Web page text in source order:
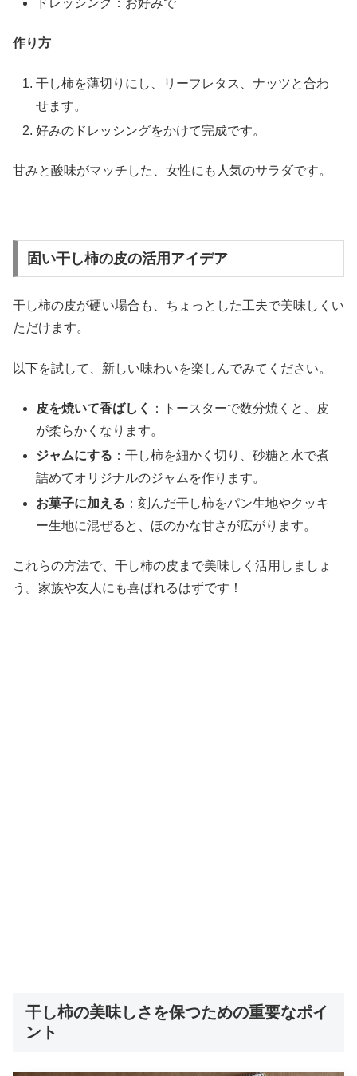
ドレッシング：お好みで
作り方
干し柿を薄切りにし、リーフレタス、ナッツと合わ
せます。
好みのドレッシングをかけて完成です。
甘みと酸味がマッチした、女性にも人気のサラダです。
固い干し柿の皮の活用アイデア
干し柿の皮が硬い場合も、ちょっとした工夫で美味しくい
ただけます。
以下を試して、新しい味わいを楽しんでみてください。
皮を焼いて香ばしく
：トースターで数分焼くと、皮
が柔らかくなります。
ジャムにする ：干し柿を細かく切り、砂糖と水で煮
詰めてオリジナルのジャムを作ります。
お菓子に加える ：刻んだ干し柿をパン生地やクッキ
ー生地に混ぜると、ほのかな甘さが広がります。
これらの方法で、干し柿の皮まで美味しく活用しましょ
う。家族や友人にも喜ばれるはずです！
干し柿の美味しさを保つための重要なポイ
ント